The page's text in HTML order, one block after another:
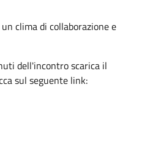
clima di collaborazione e
dell'incontro scarica il
sul seguente link: